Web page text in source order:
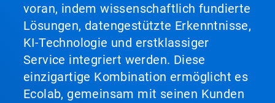
voran, indem wissenschaftlich fundierte
Lösungen, datengestützte Erkenntnisse,
KI-Technologie und erstklassiger
Service integriert werden. Diese
einzigartige Kombination ermöglicht es
Ecolab, gemeinsam mit seinen Kunden